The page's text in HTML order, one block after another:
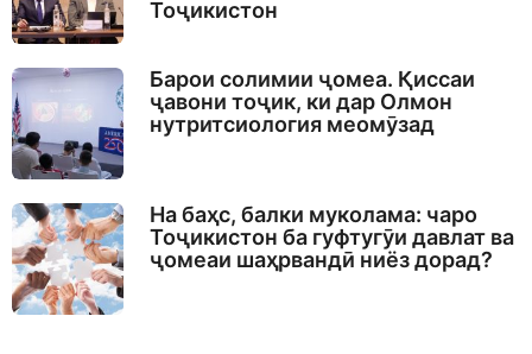
Тоҷикистон
Барои солимии ҷомеа. Қиссаи
ҷавони тоҷик, ки дар Олмон
нутритсиология меомӯзад
На баҳс, балки муколама: чаро
Тоҷикистон ба гуфтугӯи давлат ва
ҷомеаи шаҳрвандӣ ниёз дорад?